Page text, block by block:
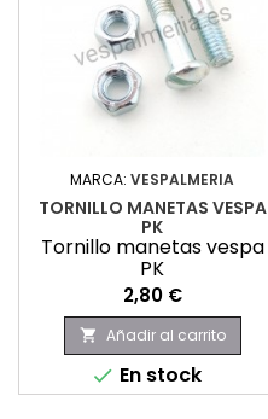
MARCA: VESPALMERIA
TORNILLO MANETAS VESPA
PK
Tornillo manetas vespa
PK
Precio
2,80 €
 Añadir al carrito
 En stock